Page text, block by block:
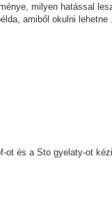
milyen hatással
amiből okulni lehetne
ot és a Sto gyelaty-ot